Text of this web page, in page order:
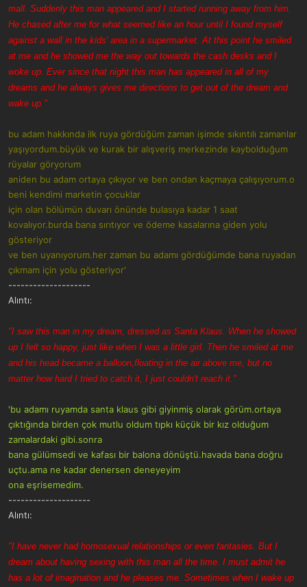
mall. Suddenly this man appeared and I started running away from him.
He chased after me for what seemed like an hour until I found myself
against a wall in the kids' area in a supermarket. At this point he smiled
at me and he showed me the way out towards the cash desks and I
woke up. Ever since that night this man has appeared in all of my
dreams and he always gives me directions to get out of the dream and
wake up."
bu adam hakkında ilk ruya gördüğüm zaman işimde sıkıntılı zamanlar
yaşıyordum.büyük ve kurak bir alışveriş merkezinde kaybolduğum
rüyalar göryorum
aniden bu adam ortaya çıkıyor ve ben ondan kaçmaya çalışıyorum.o
beni kendimi marketin çocuklar
için olan bölümün duvarı önünde bulasıya kadar 1 saat
kovalıyor.burda bana sırıtıyor ve ödeme kasalarına giden yolu
gösteriyor
ve ben uyanıyorum.her zaman bu adamı gördüğümde bana ruyadan
çıkmam için yolu gösteriyor'
--------------------
Alıntı:
"I saw this man in my dream, dressed as Santa Klaus. When he showed
up I felt so happy, just like when I was a little girl. Then he smiled at me
and his head became a balloon,floating in the air above me, but no
matter how hard I tried to catch it, I just couldn't reach it."
'bu adamı ruyamda santa klaus gibi giyinmiş olarak görüm.ortaya
çıktığında birden çok mutlu oldum tıpkı küçük bir kız olduğum
zamalardaki gibi.sonra
bana gülümsedi ve kafası bir balona dönüştü.havada bana doğru
uçtu.ama ne kadar denersen deneyeyim
ona eşrisemedim.
--------------------
Alıntı:
"I have never had homosexual relationships or even fantasies. But I
dream about having sexing with this man all the time. I must admit he
has a lot of imagination and he pleases me. Sometimes when I wake up